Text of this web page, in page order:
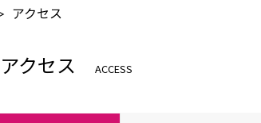
アクセス
アクセス ACCESS